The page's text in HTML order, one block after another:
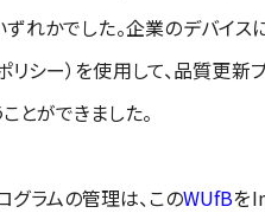
かでした。企業のデバイスに
リシー）を使用して、品質更
とができました。
ラムの管理は、このWUfBを